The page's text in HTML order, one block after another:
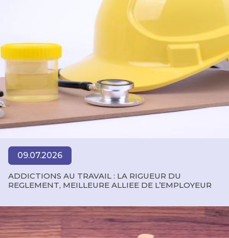
ADDICTIONS AU TRAVAIL : LA RIGUEUR DU
REGLEMENT, MEILLEURE ALLIEE DE L’EMPLOYEUR
09.07.2026